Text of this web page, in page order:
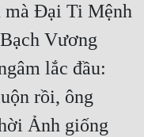
mà Đại Ti Mệnh
Vương
lắc đầu:
rồi, ông
Ảnh giống